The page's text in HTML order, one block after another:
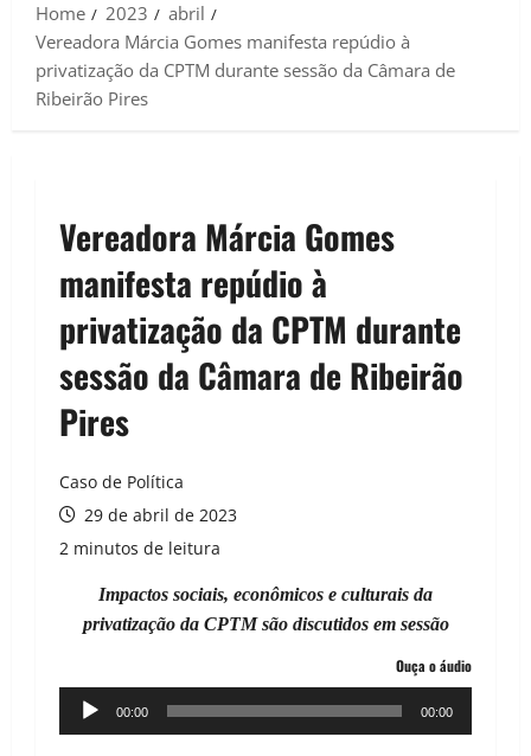
Home
2023
abril
Vereadora Márcia Gomes manifesta repúdio à
privatização da CPTM durante sessão da Câmara de
Ribeirão Pires
Vereadora Márcia Gomes
manifesta repúdio à
privatização da CPTM durante
sessão da Câmara de Ribeirão
Pires
Caso de Política
29 de abril de 2023
2 minutos de leitura
Impactos sociais, econômicos e culturais da
privatização da CPTM são discutidos em sessão
Ouça o áudio
Tocador
de
00:00 00:00